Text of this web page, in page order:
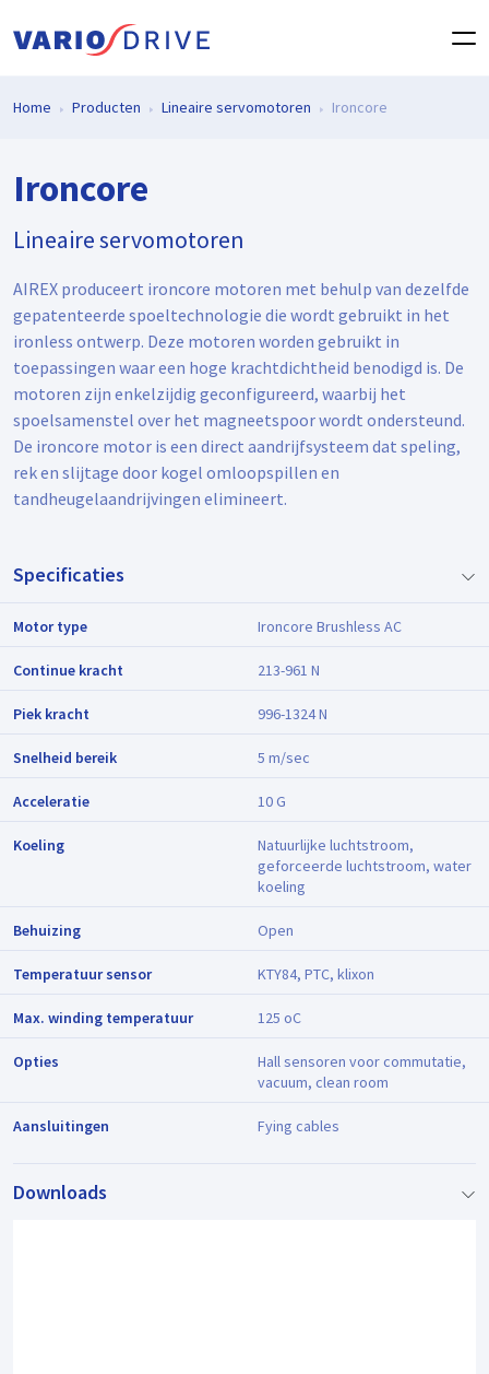
Home Producten Lineaire servomotoren Ironcore
Ironcore
Lineaire servomotoren
AIREX produceert ironcore motoren met behulp van dezelfde
gepatenteerde spoeltechnologie die wordt gebruikt in het
ironless ontwerp. Deze motoren worden gebruikt in
toepassingen waar een hoge krachtdichtheid benodigd is. De
motoren zijn enkelzijdig geconfigureerd, waarbij het
spoelsamenstel over het magneetspoor wordt ondersteund.
De ironcore motor is een direct aandrijfsysteem dat speling,
rek en slijtage door kogel omloopspillen en
tandheugelaandrijvingen elimineert.
Specificaties
Motor type Ironcore Brushless AC
Continue kracht 213-961 N
Piek kracht 996-1324 N
Snelheid bereik 5 m/sec
Acceleratie 10 G
Koeling
Natuurlijke luchtstroom,
geforceerde luchtstroom, water
koeling
Behuizing Open
Temperatuur sensor KTY84, PTC, klixon
Max. winding temperatuur 125 oC
Opties
Hall sensoren voor commutatie,
vacuum, clean room
Aansluitingen Fying cables
Downloads